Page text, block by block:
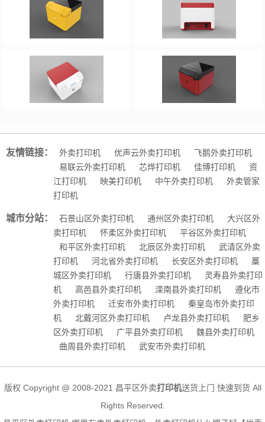
友情链接： 外卖打印机 优声云外卖打印机
飞鹅外卖打印机
易联云外卖打印机
芯烨打印机 佳博打印机
资
江打印机
映美打印机 中午外卖打印机
外卖管家
打印机
城市分站： 石景山区外卖打印机 通州区外卖打印机
大兴区外
卖打印机
怀柔区外卖打印机
平谷区外卖打印机
和平区外卖打印机
北辰区外卖打印机
武清区外卖
打印机
河北省外卖打印机 长安区外卖打印机
藁
城区外卖打印机
行唐县外卖打印机
灵寿县外卖打印
机
高邑县外卖打印机 滦南县外卖打印机
遵化市
外卖打印机
迁安市外卖打印机
秦皇岛市外卖打印
机
北戴河区外卖打印机 卢龙县外卖打印机
肥乡
区外卖打印机
广平县外卖打印机
魏县外卖打印机
曲周县外卖打印机
武安市外卖打印机
版权 Copyright @ 2008-2021 昌平区外卖打印机送货上门 快速到货 All
Rights Reserved.